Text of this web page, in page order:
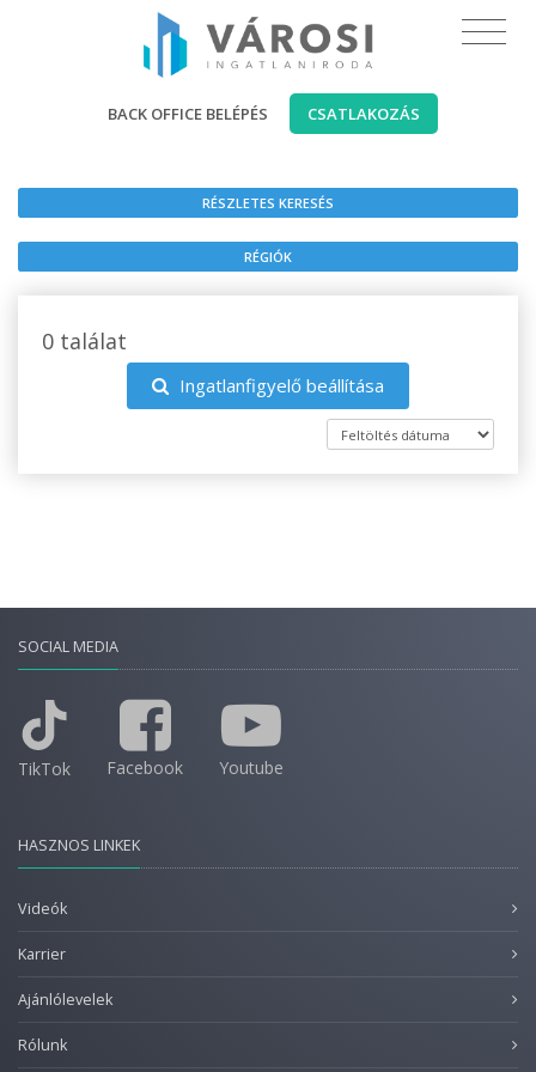
BACK OFFICE BELÉPÉS CSATLAKOZÁS
RÉSZLETES KERESÉS
RÉGIÓK
0 találat
Ingatlanfigyelő beállítása
SOCIAL MEDIA
TikTok Facebook Youtube
HASZNOS LINKEK
Videók
Karrier
Ajánlólevelek
Rólunk